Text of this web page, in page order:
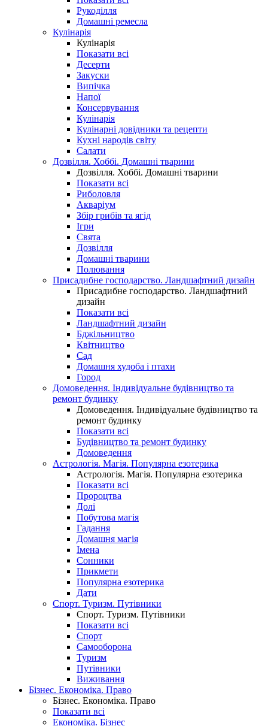
Рукоділля
Домашні ремесла
Кулінарія
Кулінарія
Показати всі
Десерти
Закуски
Випічка
Напої
Консервування
Кулінарія
Кулінарні довідники та рецепти
Кухні народів світу
Салати
Дозвілля. Хоббі. Домашні тварини
Дозвілля. Хоббі. Домашні тварини
Показати всі
Риболовля
Акваріум
Збір грибів та ягід
Ігри
Свята
Дозвілля
Домашні тварини
Полювання
Присадибне господарство. Ландшафтний дизайн
Присадибне господарство. Ландшафтний
дизайн
Показати всі
Ландшафтний дизайн
Бджільництво
Квітництво
Сад
Домашня худоба і птахи
Город
Домоведення. Індивідуальне будівництво та
ремонт будинку
Домоведення. Індивідуальне будівництво та
ремонт будинку
Показати всі
Будівництво та ремонт будинку
Домоведення
Астрологія. Магія. Популярна езотерика
Астрологія. Магія. Популярна езотерика
Показати всі
Пророцтва
Долі
Побутова магія
Гадання
Домашня магія
Імена
Сонники
Прикмети
Популярна езотерика
Дати
Спорт. Туризм. Путівники
Спорт. Туризм. Путівники
Показати всі
Спорт
Самооборона
Туризм
Путівники
Виживання
Бізнес. Економіка. Право
Бізнес. Економіка. Право
Показати всі
Економіка. Бізнес